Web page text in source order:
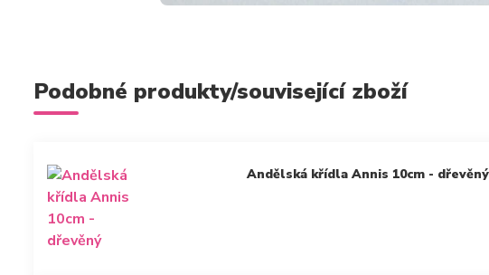
Podobné produkty/související zboží
Andělská křídla Annis 10cm -